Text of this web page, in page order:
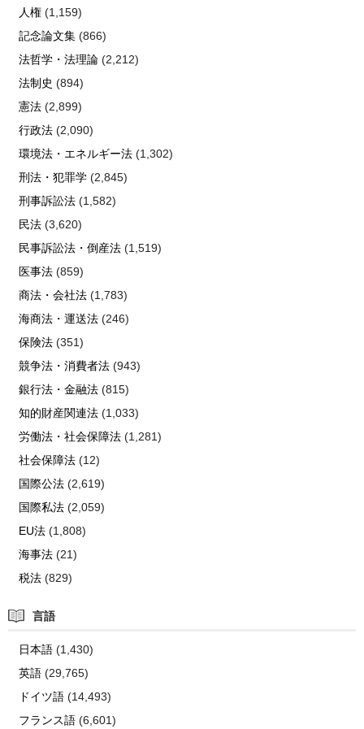
人権(1,159)
記念論文集(866)
法哲学・法理論(2,212)
法制史 (894)
憲法(2,899)
行政法(2,090)
環境法・エネルギー法(1,302)
刑法・犯罪学(2,845)
刑事訴訟法(1,582)
民法(3,620)
民事訴訟法・倒産法(1,519)
医事法(859)
商法・会社法(1,783)
海商法・運送法(246)
保険法(351)
競争法・消費者法(943)
銀行法・金融法(815)
知的財産関連法(1,033)
労働法・社会保障法(1,281)
社会保障法(12)
国際公法(2,619)
国際私法(2,059)
EU法(1,808)
海事法(21)
税法(829)
言語
日本語(1,430)
英語(29,765)
ドイツ語(14,493)
フランス語(6,601)